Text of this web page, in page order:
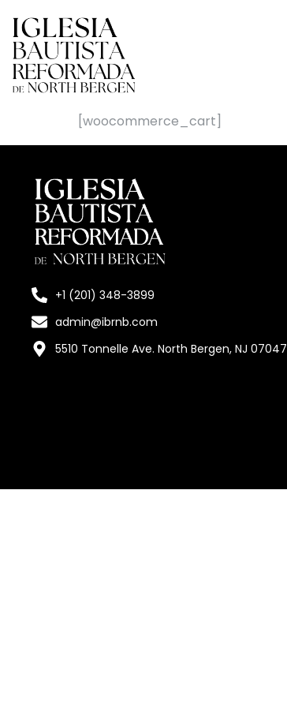
[woocommerce_cart]
+1 (201) 348-3899
admin@ibrnb.com
5510 Tonnelle Ave. North Bergen, NJ 07047